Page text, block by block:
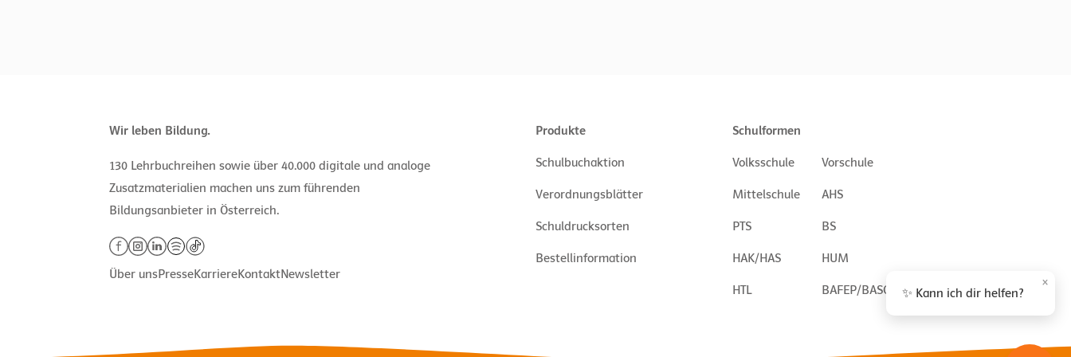
Wir leben Bildung.
130 Lehrbuchreihen sowie über 40.000 digitale und analoge
Zusatzmaterialien machen uns zum führenden
Bildungsanbieter in Österreich.
Über unsPresseKarriereKontaktNewsletter
Produkte
Schulbuchaktion
Verordnungsblätter
Schuldrucksorten
Bestellinformation
Schulformen
Volksschule Vorschule
Mittelschule AHS
PTS BS
HAK/HAS HUM
HTL BAFEP/BASOP ✨ Kann ich dir helfen?
×